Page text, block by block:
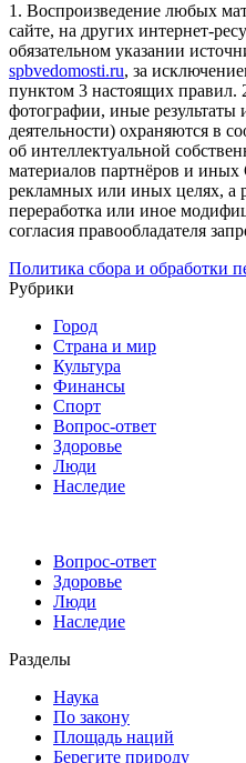
1. Воспроизведение любых
сайте, на других интернет-
обязательном указании
spbvedomosti.ru, за
пунктом 3 настоящих правил.
фотографии, иные результаты
деятельности) охраняются в
об интеллектуальной
материалов партнёров и
рекламных или иных целях, а
переработка или иное
согласия правообладателя
Политика сбора и обработки
Рубрики
Город
Страна и мир
Культура
Финансы
Спорт
Вопрос-ответ
Здоровье
Люди
Наследие
Вопрос-ответ
Здоровье
Люди
Наследие
Разделы
Наука
По закону
Площадь наций
Берегите природу